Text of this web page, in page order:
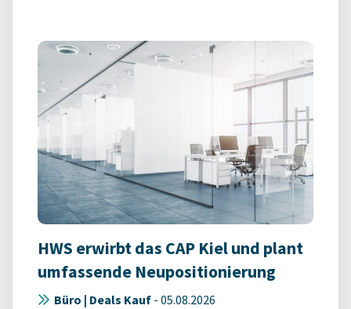
HWS erwirbt das CAP Kiel und plant
umfassende Neupositionierung
Büro | Deals Kauf - 05.08.2026